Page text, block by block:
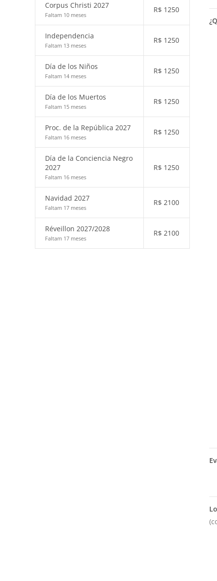
Corpus Christi 2027
Faltam 10 meses
R$ 1250
Independencia
Faltam 13 meses
R$ 1250
Día de los Niños
Faltam 14 meses
R$ 1250
Día de los Muertos
Faltam 15 meses
R$ 1250
Proc. de la República 2027
Faltam 16 meses
R$ 1250
Día de la Conciencia Negro
2027
Faltam 16 meses
R$ 1250
Navidad 2027
Faltam 17 meses
R$ 2100
Réveillon 2027/2028
Faltam 17 meses
R$ 2100